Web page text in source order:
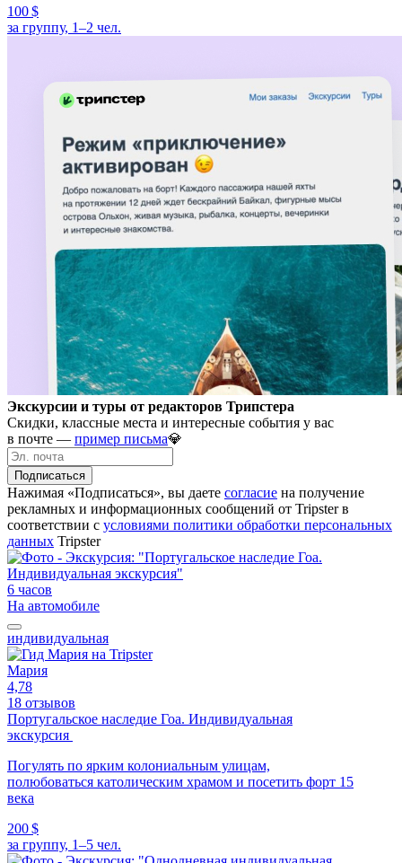
100 $
за группу, 1–2 чел.
Экскурсии и туры от редакторов Трипстера
Скидки, классные места и интересные события у вас
в почте — пример письма💎
Подписаться
Нажимая «Подписаться», вы даете согласие на получение
рекламных и информационных сообщений от Tripster в
соответствии c условиями политики обработки персональных
данных Tripster
6 часов
На автомобиле
индивидуальная
Мария
4,78
18 отзывов
Португальское наследие Гоа. Индивидуальная
экскурсия
Погулять по ярким колониальным улицам,
полюбоваться католическим храмом и посетить форт 15
века
200 $
за группу, 1–5 чел.